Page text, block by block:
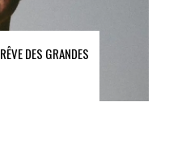
DES GRANDES